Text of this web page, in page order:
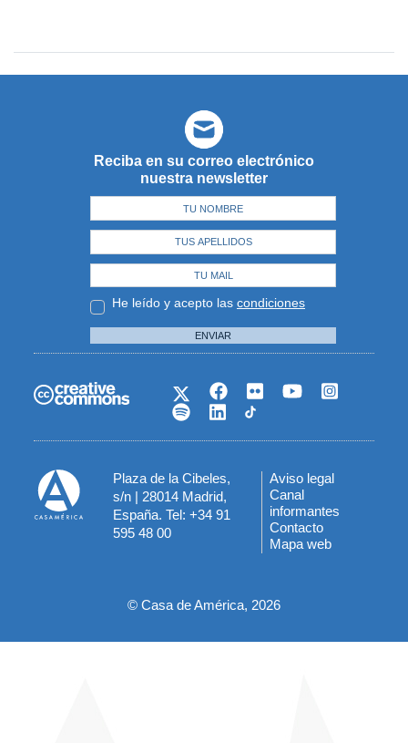
Reciba en su correo electrónico
nuestra newsletter
He leído y acepto las condiciones
ENVIAR
Plaza de la Cibeles,
s/n | 28014 Madrid,
España. Tel: +34 91
595 48 00
Menú
del
pie
Aviso legal
Canal
informantes
Contacto
Mapa web
© Casa de América, 2026